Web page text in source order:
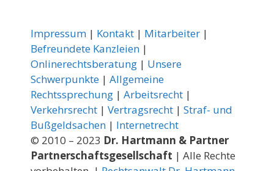
Impressum | Kontakt | Mitarbeiter |
Befreundete Kanzleien |
Onlinerechtsberatung | Unsere
Schwerpunkte | Allgemeine
Rechtssprechung | Arbeitsrecht |
Verkehrsrecht | Vertragsrecht | Straf- und
Bußgeldsachen | Internetrecht
© 2010 – 2023 Dr. Hartmann & Partner
Partnerschaftsgesellschaft | Alle Rechte